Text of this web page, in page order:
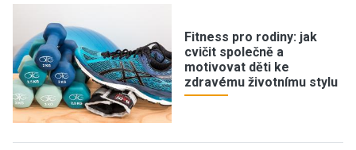
Fitness pro rodiny: jak
cvičit společně a
motivovat děti ke
zdravému životnímu stylu